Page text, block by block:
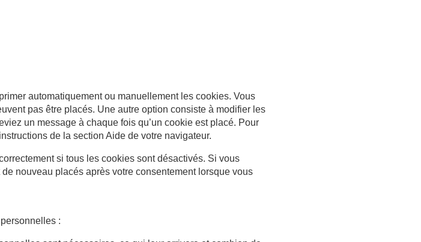
automatiquement ou manuellement les cookies. Vous
pas être placés. Une autre option consiste à modifier les
un message à chaque fois qu’un cookie est placé. Pour
de la section Aide de votre navigateur.
si tous les cookies sont désactivés. Si vous
nouveau placés après votre consentement lorsque vous
: